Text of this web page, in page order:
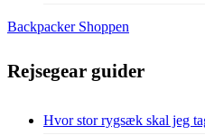
Backpacker Shoppen
Rejsegear guider
Hvor stor rygsæk skal jeg